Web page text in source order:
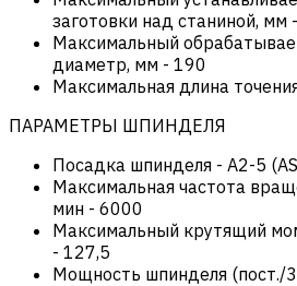
заготовки над станиной, мм -
Максимальный
диаметр, мм - 190
Максимальная длина
ПАРАМЕТРЫ ШПИНДЕЛЯ
Посадка шпинделя - А2-5
Максимальная частота
мин - 6000
Максимальный крутящий
- 127,5
Мощность шпинделя (пост./